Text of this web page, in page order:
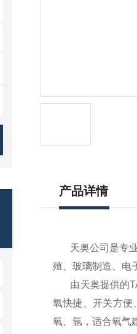
产品详情
天奥公司是专
殖、玻璃制造、电
由天奥提供的
氧快捷、开关方便
氧、氩，适合氧气